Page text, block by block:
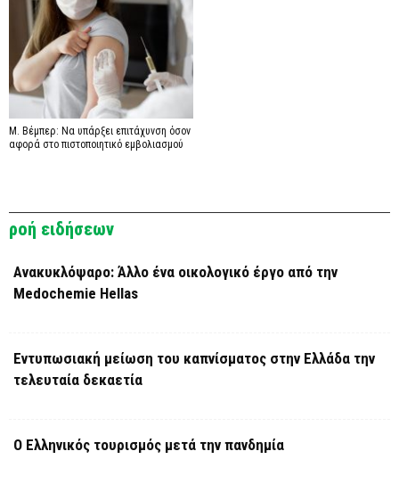
Μ. Βέμπερ: Να υπάρξει επιτάχυνση όσον
αφορά στο πιστοποιητικό εμβολιασμού
ροή ειδήσεων
Ανακυκλόψαρο: Άλλο ένα οικολογικό έργο από την
Medochemie Hellas
Εντυπωσιακή μείωση του καπνίσματος στην Ελλάδα την
τελευταία δεκαετία
Ο Ελληνικός τουρισμός μετά την πανδημία